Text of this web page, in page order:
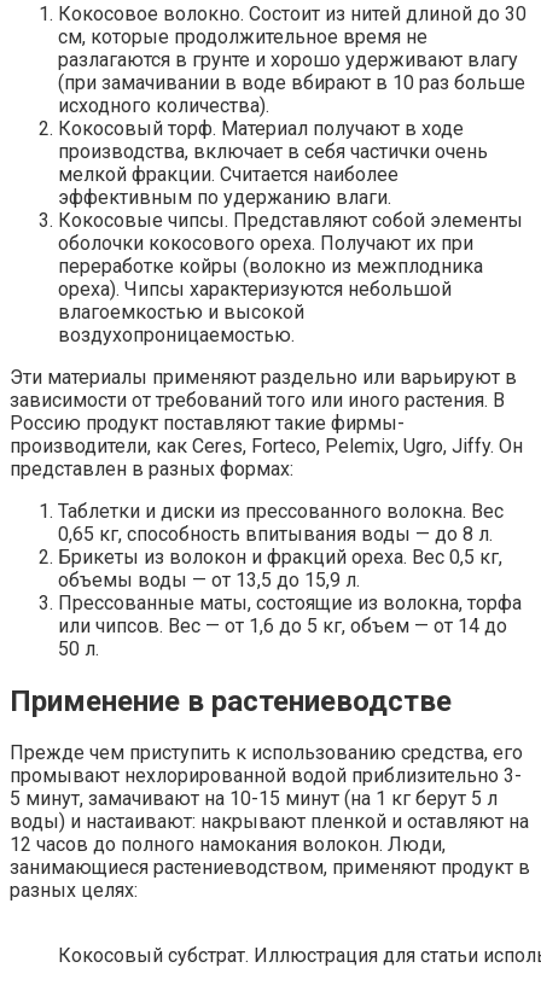
Кокосовое волокно. Состоит из нитей длиной до 30
см, которые продолжительное время не
разлагаются в грунте и хорошо удерживают влагу
(при замачивании в воде вбирают в 10 раз больше
исходного количества).
Кокосовый торф. Материал получают в ходе
производства, включает в себя частички очень
мелкой фракции. Считается наиболее
эффективным по удержанию влаги.
Кокосовые чипсы. Представляют собой элементы
оболочки кокосового ореха. Получают их при
переработке койры (волокно из межплодника
ореха). Чипсы характеризуются небольшой
влагоемкостью и высокой
воздухопроницаемостью.
Эти материалы применяют раздельно или варьируют в
зависимости от требований того или иного растения. В
Россию продукт поставляют такие фирмы-
производители, как Ceres, Forteco, Pelemix, Ugro, Jiffy. Он
представлен в разных формах:
Таблетки и диски из прессованного волокна. Вес
0,65 кг, способность впитывания воды — до 8 л.
Брикеты из волокон и фракций ореха. Вес 0,5 кг,
объемы воды — от 13,5 до 15,9 л.
Прессованные маты, состоящие из волокна, торфа
или чипсов. Вес — от 1,6 до 5 кг, объем — от 14 до
50 л.
Применение в растениеводстве
Прежде чем приступить к использованию средства, его
промывают нехлорированной водой приблизительно 3-
5 минут, замачивают на 10-15 минут (на 1 кг берут 5 л
воды) и настаивают: накрывают пленкой и оставляют на
12 часов до полного намокания волокон. Люди,
занимающиеся растениеводством, применяют продукт в
разных целях:
Кокосовый субстрат. Иллюстрация для статьи